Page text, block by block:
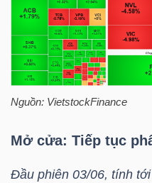
Nguồn: VietstockFinance
Mở cửa: Tiếp tục
Đầu phiên 03/06, tính tới